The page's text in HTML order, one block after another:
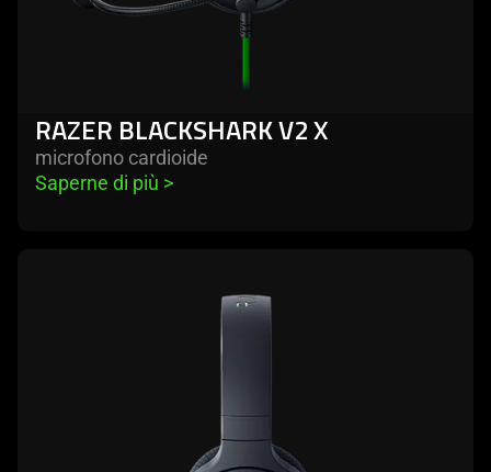
RAZER BLACKSHARK V2 X
microfono cardioide
Saperne di più >